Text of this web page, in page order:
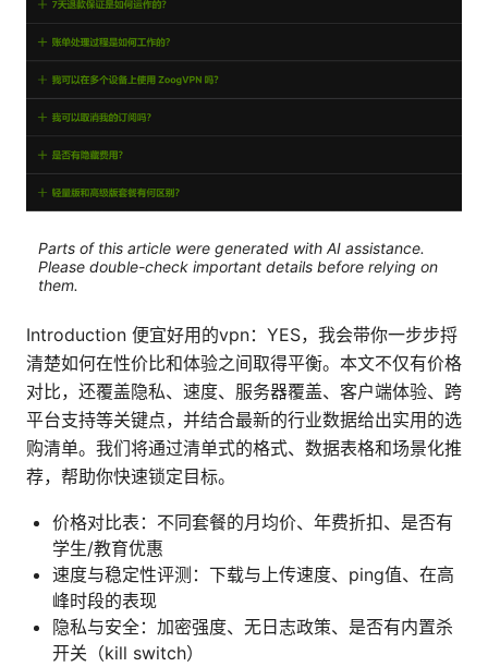
Parts of this article were generated with AI assistance.
Please double-check important details before relying on
them.
Introduction 便宜好用的vpn：YES，我会带你一步步捋
清楚如何在性价比和体验之间取得平衡。本文不仅有价格
对比，还覆盖隐私、速度、服务器覆盖、客户端体验、跨
平台支持等关键点，并结合最新的行业数据给出实用的选
购清单。我们将通过清单式的格式、数据表格和场景化推
荐，帮助你快速锁定目标。
价格对比表：不同套餐的月均价、年费折扣、是否有
学生/教育优惠
速度与稳定性评测：下载与上传速度、ping值、在高
峰时段的表现
隐私与安全：加密强度、无日志政策、是否有内置杀
开关（kill switch）